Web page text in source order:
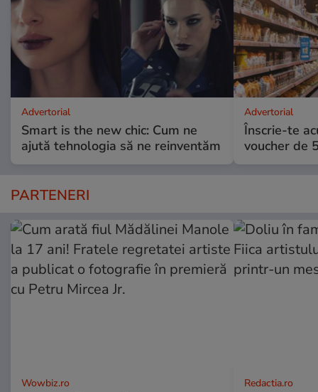
Advertorial
Smart is the new chic: Cum ne
ajută tehnologia să ne reinventăm
Advertorial
Înscrie-te
voucher de
PARTENERI
Wowbiz.ro Redactia.ro